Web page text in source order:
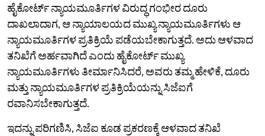
ಹೈಕೋರ್ಟ್ ನ್ಯಾಯಮೂರ್ತಿಗಳ ವಿರುದ್ಧ ಗಂಭೀರ ದೂರು
ದಾಖಲಾದಾಗ, ಆ ನ್ಯಾಯಾಲಯದ ಮುಖ್ಯ ನ್ಯಾಯಮೂರ್ತಿಗಳು ಆ
ನ್ಯಾಯಮೂರ್ತಿಗಳ ಪ್ರತಿಕ್ರಿಯೆ ಪಡೆಯಬೇಕಾಗುತ್ತದೆ. ಅದು ಆಳವಾದ
ತನಿಖೆಗೆ ಅರ್ಹವಾಗಿದೆ ಎಂದು ಹೈಕೋರ್ಟ್ ಮುಖ್ಯ
ನ್ಯಾಯಮೂರ್ತಿಗಳು ತೀರ್ಮಾನಿಸಿದರೆ, ಅವರು ತಮ್ಮ ಹೇಳಿಕೆ, ದೂರು
ಮತ್ತು ನ್ಯಾಯಮೂರ್ತಿಗಳ ಪ್ರತಿಕ್ರಿಯೆಯನ್ನು ಸಿಜೆಐಗೆ
ರವಾನಿಸಬೇಕಾಗುತ್ತದೆ.
ಇದನ್ನು ಪರಿಗಣಿಸಿ, ಸಿಜೆಐ ಕೂಡ ಪ್ರಕರಣಕ್ಕೆ ಆಳವಾದ ತನಿಖೆ